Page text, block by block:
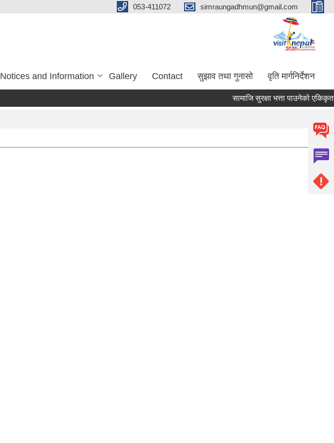
053-411072 simraungadhmun@gmail.com
Notices and Information Gallery Contact सुझाव तथा गुनासो वृति मार्गनिर्देशन
सामाजि सुरक्षा भत्ता पाउनेको एकिकृत